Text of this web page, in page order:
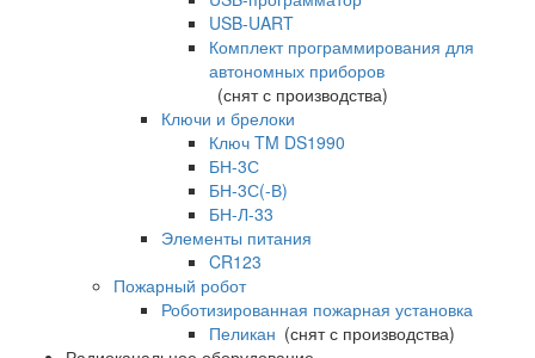
USB-UART
Комплект программирования для
автономных приборов
(снят с производства)
Ключи и брелоки
Ключ TM DS1990
БН-3С
БН-3С(-В)
БН-Л-33
Элементы питания
CR123
Пожарный робот
Роботизированная пожарная установка
Пеликан (снят с производства)